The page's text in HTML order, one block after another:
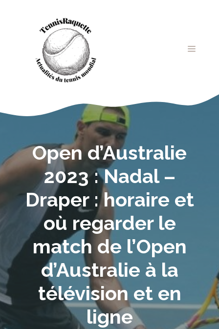
MENU
Open d’Australie
2023 : Nadal –
Draper : horaire et
où regarder le
match de l’Open
d’Australie à la
télévision et en
ligne